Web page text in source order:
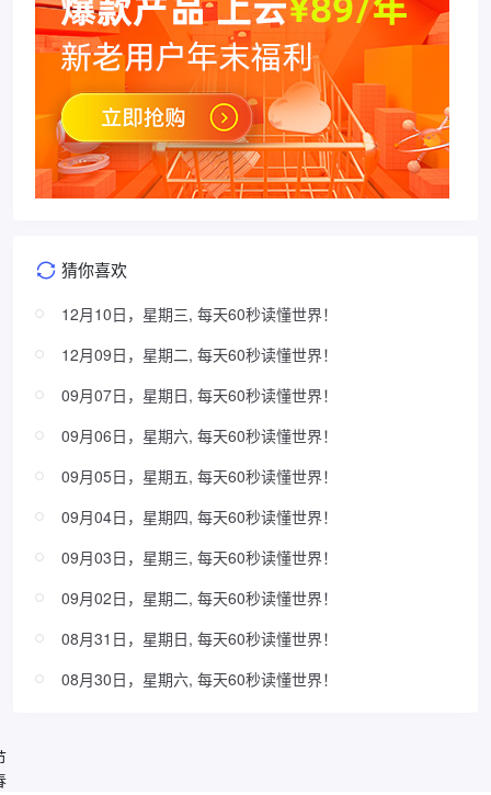
猜你喜欢
12月10日，星期三, 每天60秒读懂世界！
12月09日，星期二, 每天60秒读懂世界！
09月07日，星期日, 每天60秒读懂世界！
09月06日，星期六, 每天60秒读懂世界！
09月05日，星期五, 每天60秒读懂世界！
09月04日，星期四, 每天60秒读懂世界！
09月03日，星期三, 每天60秒读懂世界！
09月02日，星期二, 每天60秒读懂世界！
08月31日，星期日, 每天60秒读懂世界！
08月30日，星期六, 每天60秒读懂世界！